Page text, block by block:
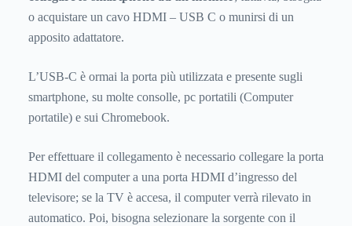
o acquistare un cavo HDMI – USB C o munirsi di un
apposito adattatore.
L’USB-C è ormai la porta più utilizzata e presente sugli
smartphone, su molte consolle, pc portatili (Computer
portatile) e sui Chromebook.
Per effettuare il collegamento è necessario collegare la porta
HDMI del computer a una porta HDMI d’ingresso del
televisore; se la TV è accesa, il computer verrà rilevato in
automatico. Poi, bisogna selezionare la sorgente con il